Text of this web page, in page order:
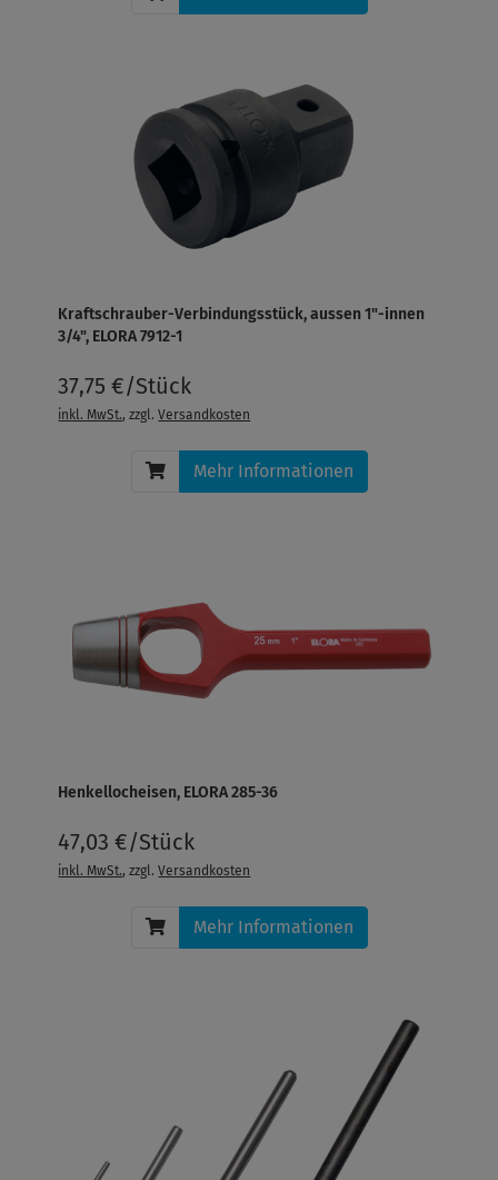
Kraftschrauber-Verbindungsstück, aussen 1"-innen
3/4", ELORA 7912-1
37,75 €/Stück
inkl. MwSt., zzgl.Versandkosten
Mehr Informationen
Henkellocheisen, ELORA 285-36
47,03 €/Stück
inkl. MwSt., zzgl.Versandkosten
Mehr Informationen